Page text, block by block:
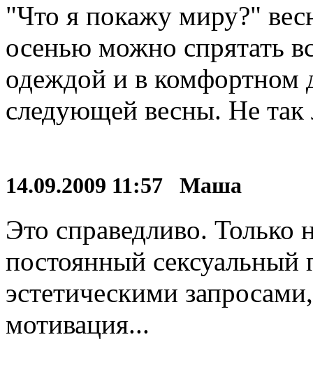
"Что я покажу миру?"
осенью можно спрятать
одеждой и в комфортном
следующей весны. Не так
14.09.2009 11:57 Маша
Это справедливо.
постоянный сексуальный
эстетическими
мотивация...